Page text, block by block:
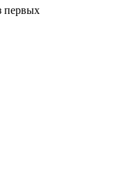
первых